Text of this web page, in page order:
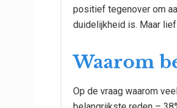
positief tegenover om
duidelijkheid is. Maar
Waarom
Op de vraag waarom